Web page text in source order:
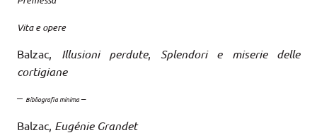
Vita e opere
Balzac, Illusioni perdute, Splendori e miserie delle
cortigiane
– Bibliografia minima–
Balzac, Eugénie Grandet